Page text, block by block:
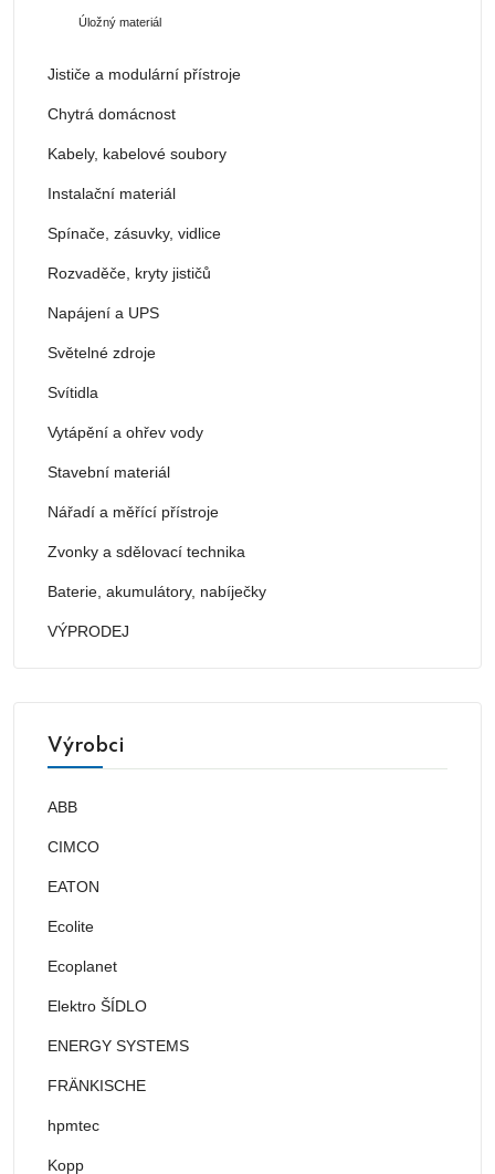
Úložný materiál
Jističe a modulární přístroje
Chytrá domácnost
Kabely, kabelové soubory
Instalační materiál
Spínače, zásuvky, vidlice
Rozvaděče, kryty jističů
Napájení a UPS
Světelné zdroje
Svítidla
Vytápění a ohřev vody
Stavební materiál
Nářadí a měřící přístroje
Zvonky a sdělovací technika
Baterie, akumulátory, nabíječky
VÝPRODEJ
Výrobci
ABB
CIMCO
EATON
Ecolite
Ecoplanet
Elektro ŠÍDLO
ENERGY SYSTEMS
FRÄNKISCHE
hpmtec
Kopp